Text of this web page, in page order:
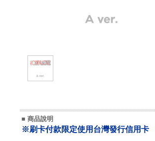
■ 商品說明
※刷卡付款限定使用台灣發行信用卡